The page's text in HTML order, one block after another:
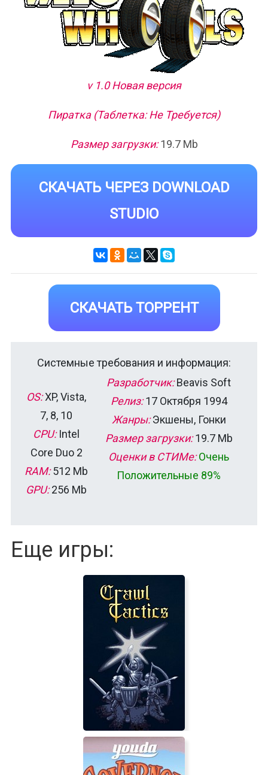
v 1.0 Новая версия
Пиратка (Таблетка: Не Требуется)
Размер загрузки:19.7 Mb
СКАЧАТЬ ЧЕРЕЗ DOWNLOAD
STUDIO
СКАЧАТЬ ТОРРЕНТ
Системные требования и информация:
OS:XP, Vista,
7, 8, 10
CPU:Intel
Core Duo 2
RAM:512 Mb
GPU:256 Mb
Разработчик:Beavis Soft
Релиз:17 Октября 1994
Жанры:Экшены, Гонки
Размер загрузки:19.7 Mb
Оценки в СТИМе: Очень
Положительные 89%
Еще игры: